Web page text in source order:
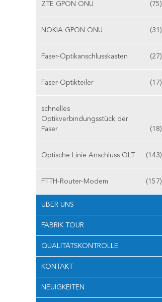
ZTE GPON ONU (75)
NOKIA GPON ONU (31)
Faser-Optikanschlusskasten (27)
Faser-Optikteiler (17)
schnelles
Optikverbindungsstück der
Faser
(18)
Optische Linie Anschluss OLT (143)
FTTH-Router-Modem (157)
ÜBER UNS
FABRIK TOUR
QUALITÄTSKONTROLLE
KONTAKT
NEUIGKEITEN